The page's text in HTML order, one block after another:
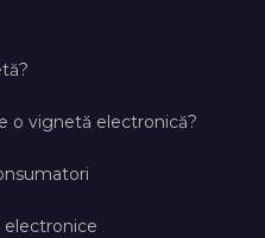
o vignetă electronică?